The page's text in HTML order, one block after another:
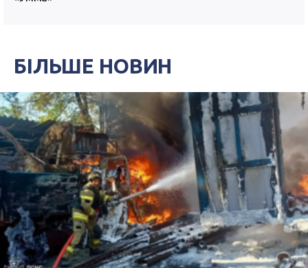
БІЛЬШЕ НОВИН